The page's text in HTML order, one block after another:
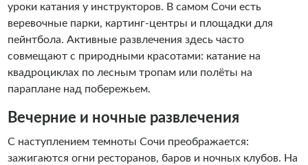
уроки катания у инструкторов. В самом Сочи есть
веревочные парки, картинг-центры и площадки для
пейнтбола. Активные развлечения здесь часто
совмещают с природными красотами: катание на
квадроциклах по лесным тропам или полёты на
параплане над побережьем.
Вечерние и ночные развлечения
С наступлением темноты Сочи преображается:
зажигаются огни ресторанов, баров и ночных клубов. На